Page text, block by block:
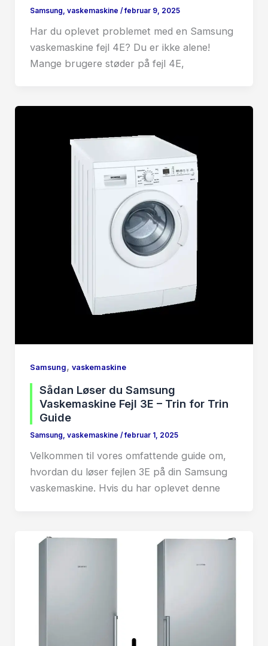
Samsung, vaskemaskine /februar 9, 2025
Har du oplevet problemet med en Samsung
vaskemaskine fejl 4E? Du er ikke alene!
Mange brugere støder på fejl 4E,
Samsung, vaskemaskine
Sådan Løser du Samsung
Vaskemaskine Fejl 3E – Trin for Trin
Guide
Samsung, vaskemaskine /februar 1, 2025
Velkommen til vores omfattende guide om,
hvordan du løser fejlen 3E på din Samsung
vaskemaskine. Hvis du har oplevet denne